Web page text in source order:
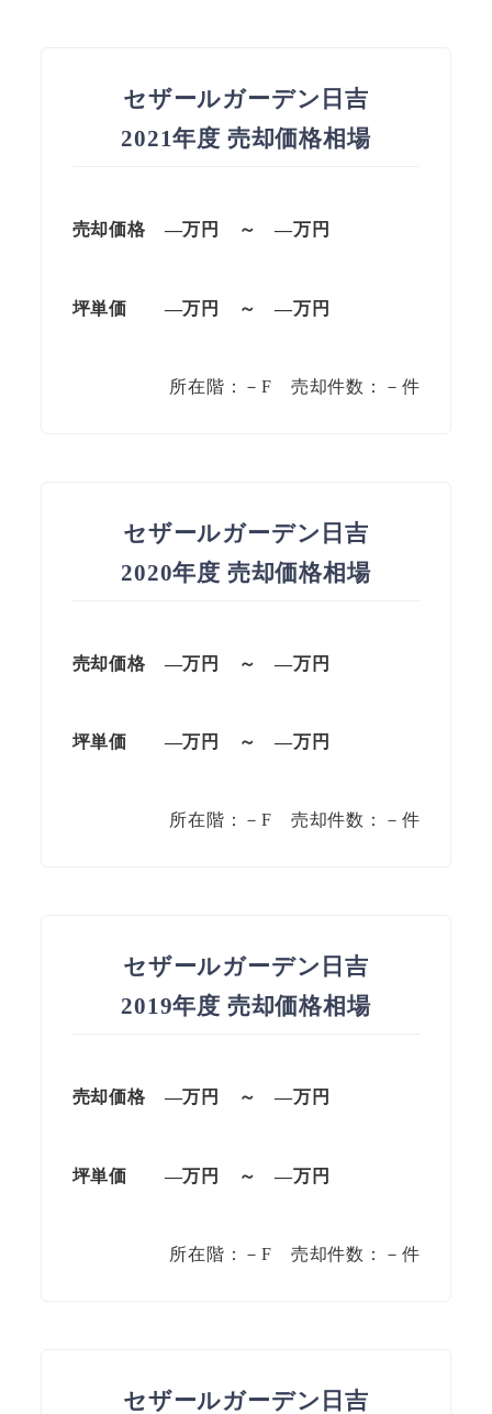
セザールガーデン日吉
2021年度 売却価格相場
売却価格 —万円 ～ —万円
坪単価 —万円 ～ —万円
所在階：－F 売却件数：－件
セザールガーデン日吉
2020年度 売却価格相場
売却価格 —万円 ～ —万円
坪単価 —万円 ～ —万円
所在階：－F 売却件数：－件
セザールガーデン日吉
2019年度 売却価格相場
売却価格 —万円 ～ —万円
坪単価 —万円 ～ —万円
所在階：－F 売却件数：－件
セザールガーデン日吉